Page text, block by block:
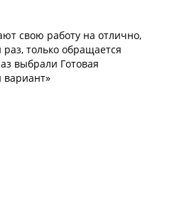
свою работу на отлично,
только обращается
выбрали Готовая